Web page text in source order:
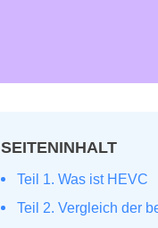
SEITENINHALT
Teil 1. Was ist HEVC
Teil 2. Vergleich der